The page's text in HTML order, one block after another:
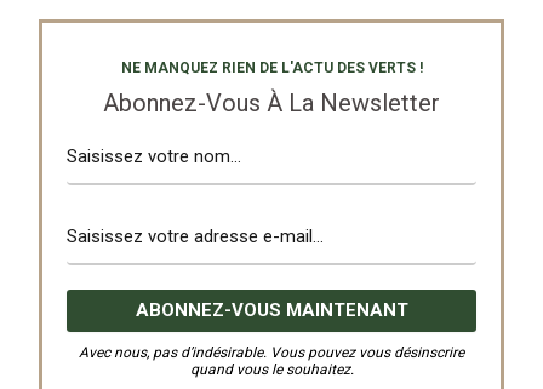
NE MANQUEZ RIEN DE L'ACTU DES VERTS !
Abonnez-Vous À La Newsletter
Avec nous, pas d’indésirable. Vous pouvez vous désinscrire
quand vous le souhaitez.
PRÉCÉDENT SUIVANT
Nos Partenaires